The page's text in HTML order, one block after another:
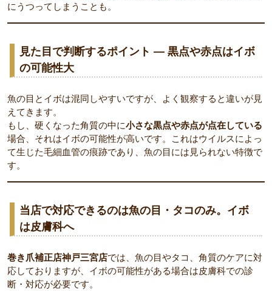
にうつってしまうことも。
見た目で判断するポイント ― 黒点や赤点はイボ
の可能性大
魚の目とイボは混同しやすいですが、よく観察すると違いが見
えてきます。
もし、硬くなった角質の中に小さな黒点や赤点が点在している
場合、それはイボの可能性が高いです。これはウイルスによっ
て生じた毛細血管の痕跡であり、魚の目には見られない特徴で
す。
当店で対応できるのは魚の目・タコのみ。イボ
は皮膚科へ
巻き爪補正店神戸三宮店では、魚の目やタコ、角質のケアに対
応しておりますが、イボの可能性がある場合は皮膚科での診
断・対応が必要です。